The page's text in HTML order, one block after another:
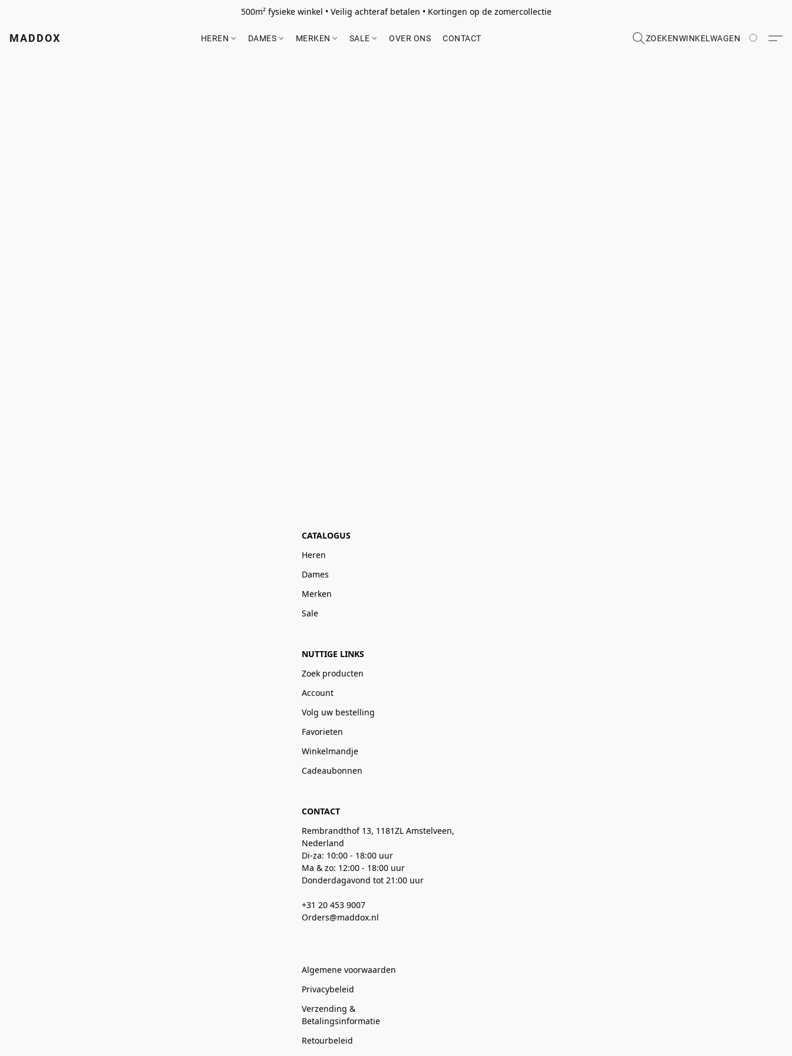
500m² fysieke winkel • Veilig achteraf betalen • Kortingen op de zomercollectie
MADDOX HEREN DAMES MERKEN SALE OVER ONS CONTACT ZOEKENWINKELWAGEN
CATALOGUS
Heren
Dames
Merken
Sale
NUTTIGE LINKS
Zoek producten
Account
Volg uw bestelling
Favorieten
Winkelmandje
Cadeaubonnen
CONTACT
Rembrandthof 13, 1181ZL Amstelveen,
Nederland
Di-za: 10:00 - 18:00 uur
Ma & zo: 12:00 - 18:00 uur
Donderdagavond tot 21:00 uur
+31 20 453 9007
Orders@maddox.nl
Algemene voorwaarden
Privacybeleid
Verzending &
Betalingsinformatie
Retourbeleid